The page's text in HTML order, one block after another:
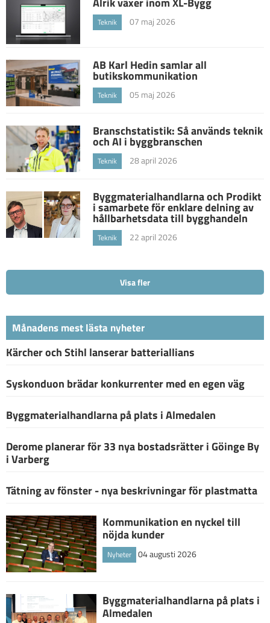
Teknik 07 maj 2026
AB Karl Hedin samlar all
butikskommunikation
Teknik 05 maj 2026
Branschstatistik: Så används teknik
och AI i byggbranschen
Teknik 28 april 2026
Byggmaterialhandlarna och Prodikt
i samarbete för enklare delning av
hållbarhetsdata till bygghandeln
Teknik 22 april 2026
Visa fler
Månadens mest lästa nyheter
Kärcher och Stihl lanserar batteriallians
Syskonduon brädar konkurrenter med en egen väg
Byggmaterialhandlarna på plats i Almedalen
Derome planerar för 33 nya bostadsrätter i Göinge By
i Varberg
Tätning av fönster - nya beskrivningar för plastmatta
Kommunikation en nyckel till
nöjda kunder
Nyheter 04 augusti 2026
Byggmaterialhandlarna på plats i
Almedalen